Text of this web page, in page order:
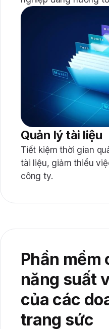
Quản lý tài liệu
Tiết kiệm thời gian
tài liệu, giảm thiểu
công ty.
Phần mềm
năng suất
của các
trang sức